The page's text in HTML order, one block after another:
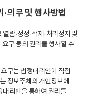
의무 및 행사방법
람·정정·삭제·처리정지 및
구 등의 권리를 행사할 수
구는 법정대리인이 직접
정보주체의 개인정보에
대리인을 통하여 권리를